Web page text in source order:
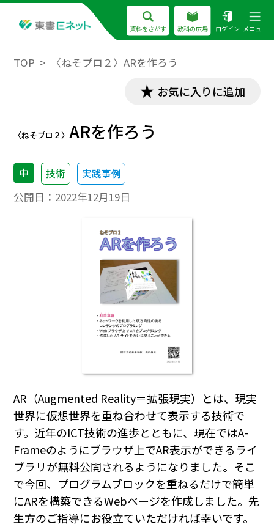
資料をさがす 教科の広場 ログイン メニュー
TOP 〈ねそプロ２〉ARを作ろう
お気に入りに追加
〈ねそプロ２〉ARを作ろう
中 技術 実践事例
公開日： 2022年12月19日
AR（Augmented Reality＝拡張現実）とは、現実
世界に仮想世界を重ね合わせて表示する技術で
す。近年のICT技術の進歩とともに、現在ではA-
Frameのようにブラウザ上でAR表示ができるライ
ブラリが無料公開されるようになりました。そこ
で今回、 プログラムブロックを重ねるだけで簡単
にARを構築できるWebページを作成しました。先
生方のご指導にお役立ていただければ幸いです。